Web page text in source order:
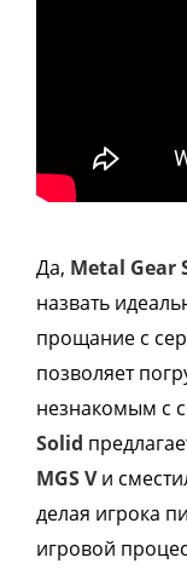
Да, Metal Gear
назвать
прощание с
позволяет
незнакомым с
Solid
MGS Vи
делая игрока
игровой